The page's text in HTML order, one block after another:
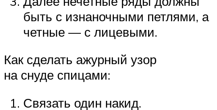
быть с изнаночными петлями, а
четные — с лицевыми.
Как сделать ажурный узор
на снуде спицами:
Связать один накид.